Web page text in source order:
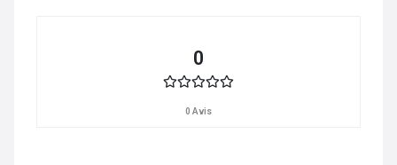
0
0 Avis